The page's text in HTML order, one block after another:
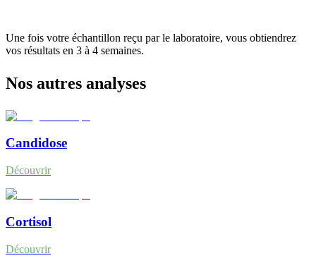
Une fois votre échantillon reçu par le laboratoire, vous obtiendrez
vos résultats en 3 à 4 semaines.
Nos autres analyses
Candidose
Découvrir
Cortisol
Découvrir